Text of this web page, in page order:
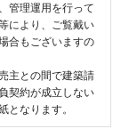
管理運用を行って
により、ご覧戴い
合もございますの
主との間で建築請
契約が成立しない
となります。